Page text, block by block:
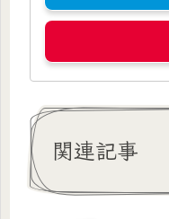
関連記事